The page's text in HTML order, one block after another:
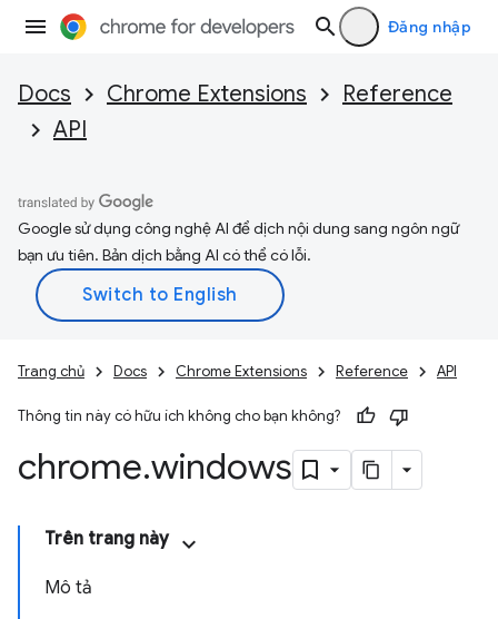
Đăng nhập
Docs Chrome Extensions
Reference
API
Google sử dụng công nghệ AI để dịch nội dung sang ngôn ngữ
bạn ưu tiên. Bản dịch bằng AI có thể có lỗi.
Trang chủ Docs Chrome Extensions Reference API
Thông tin này có hữu ích không cho bạn không?
chrome.windows
Trên trang này
Mô tả